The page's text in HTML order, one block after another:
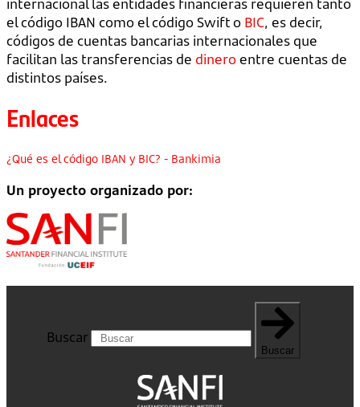
el código IBAN como el código Swift o BIC, es decir,
códigos de cuentas bancarias internacionales que
facilitan las transferencias de dineroentre cuentas de
distintos países.
Enlaces
¿Qué es el código IBAN y BIC? - Bankimia
Un proyecto organizado por:
Buscar
Buscar